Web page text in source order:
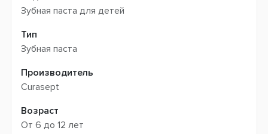
Зубная паста для детей
Тип
Зубная паста
Производитель
Curasept
Возраст
От 6 до 12 лет